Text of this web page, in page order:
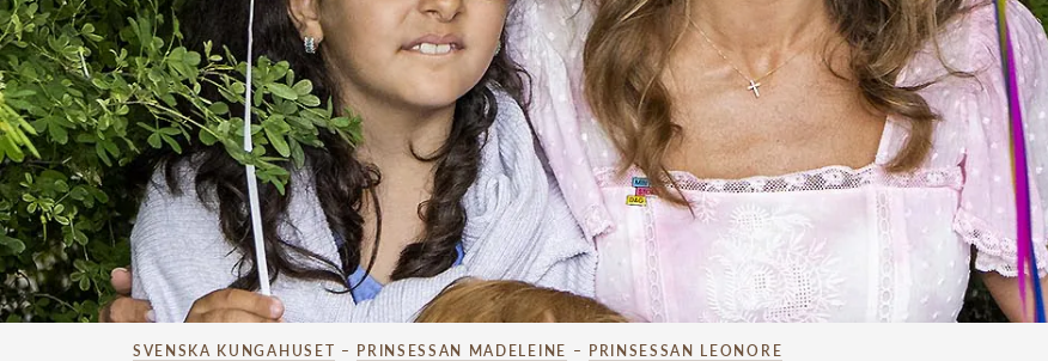
SVENSKA KUNGAHUSET – PRINSESSAN MADELEINE – PRINSESSAN LEONORE